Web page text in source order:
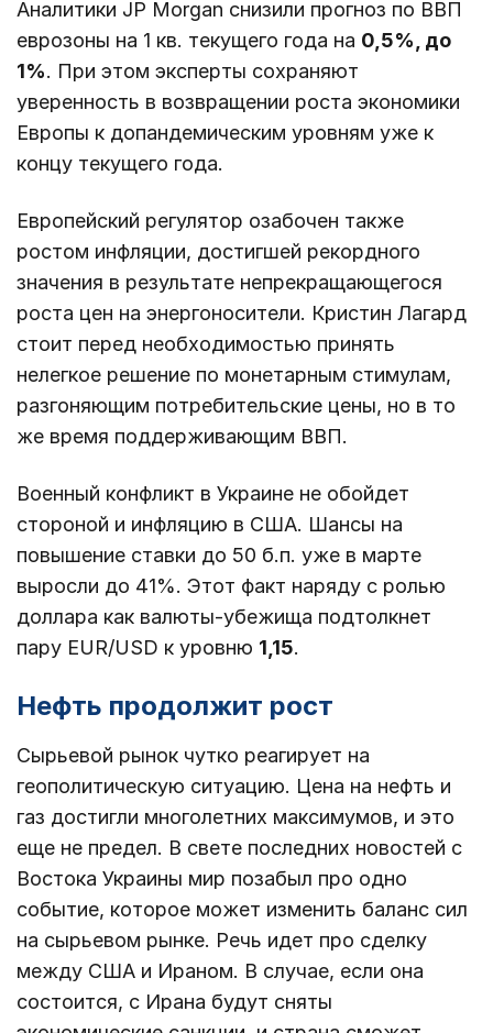
Аналитики JP Morgan снизили прогноз по ВВП
еврозоны на 1 кв. текущего года на 0,5%, до
1%. При этом эксперты сохраняют
уверенность в возвращении роста экономики
Европы к допандемическим уровням уже к
концу текущего года.
Европейский регулятор озабочен также
ростом инфляции, достигшей рекордного
значения в результате непрекращающегося
роста цен на энергоносители. Кристин Лагард
стоит перед необходимостью принять
нелегкое решение по монетарным стимулам,
разгоняющим потребительские цены, но в то
же время поддерживающим ВВП.
Военный конфликт в Украине не обойдет
стороной и инфляцию в США. Шансы на
повышение ставки до 50 б.п. уже в марте
выросли до 41%. Этот факт наряду с ролью
доллара как валюты-убежища подтолкнет
пару EUR/USD к уровню 1,15.
Нефть продолжит рост
Сырьевой рынок чутко реагирует на
геополитическую ситуацию. Цена на нефть и
газ достигли многолетних максимумов, и это
еще не предел. В свете последних новостей с
Востока Украины мир позабыл про одно
событие, которое может изменить баланс сил
на сырьевом рынке. Речь идет про сделку
между США и Ираном. В случае, если она
состоится, с Ирана будут сняты